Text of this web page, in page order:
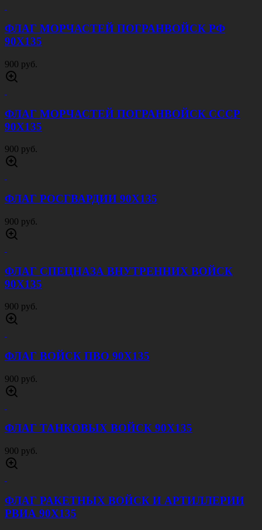
ФЛАГ МОРЧАСТЕЙ ПОГРАНВОЙСК РФ
90Х135
900 руб.
ФЛАГ МОРЧАСТЕЙ ПОГРАНВОЙСК СССР
90Х135
900 руб.
ФЛАГ РОСГВАРДИИ 90Х135
900 руб.
ФЛАГ СПЕЦНАЗА ВНУТРЕННИХ ВОЙСК
90Х135
900 руб.
ФЛАГ ВОЙСК ПВО 90Х135
900 руб.
ФЛАГ ТАНКОВЫХ ВОЙСК 90Х135
900 руб.
ФЛАГ РАКЕТНЫХ ВОЙСК И АРТИЛЛЕРИИ
РВИА 90Х135